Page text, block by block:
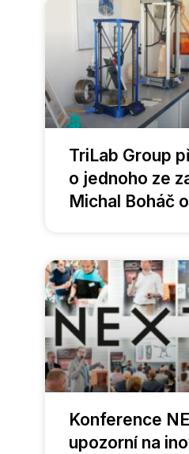
TriLab Group
o jednoho ze
Michal Boháč
Konference
upozorní na